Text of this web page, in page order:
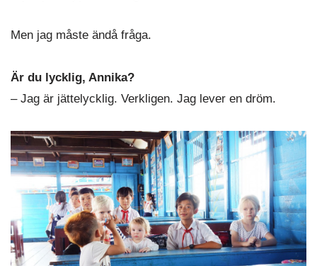
Men jag måste ändå fråga.
Är du lycklig, Annika?
– Jag är jättelycklig. Verkligen. Jag lever en dröm.